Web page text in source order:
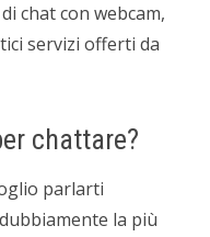
chat con webcam,
servizi offerti da
chattare?
parlarti
la più